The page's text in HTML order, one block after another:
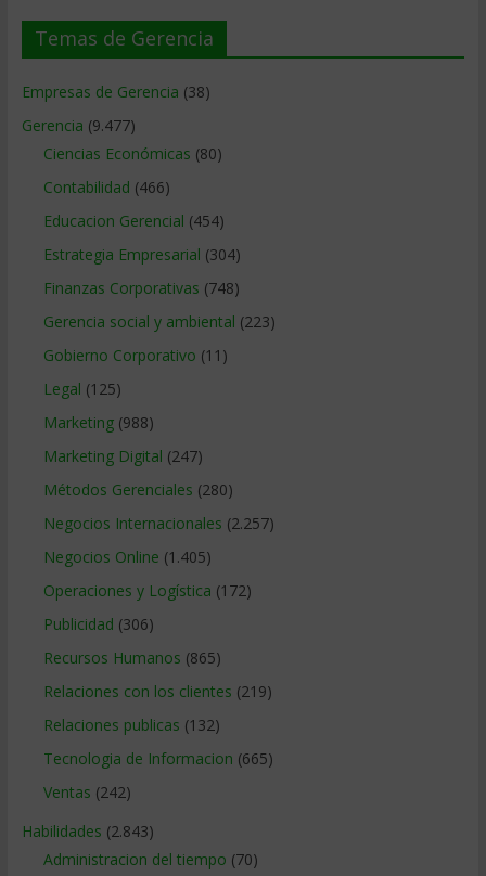
Temas de Gerencia
Empresas de Gerencia (38)
Gerencia (9.477)
Ciencias Económicas (80)
Contabilidad (466)
Educacion Gerencial (454)
Estrategia Empresarial (304)
Finanzas Corporativas (748)
Gerencia social y ambiental (223)
Gobierno Corporativo (11)
Legal (125)
Marketing(988)
Marketing Digital (247)
Métodos Gerenciales (280)
Negocios Internacionales (2.257)
Negocios Online (1.405)
Operaciones y Logística (172)
Publicidad (306)
Recursos Humanos (865)
Relaciones con los clientes (219)
Relaciones publicas (132)
Tecnologia de Informacion (665)
Ventas (242)
Habilidades (2.843)
Administracion del tiempo (70)